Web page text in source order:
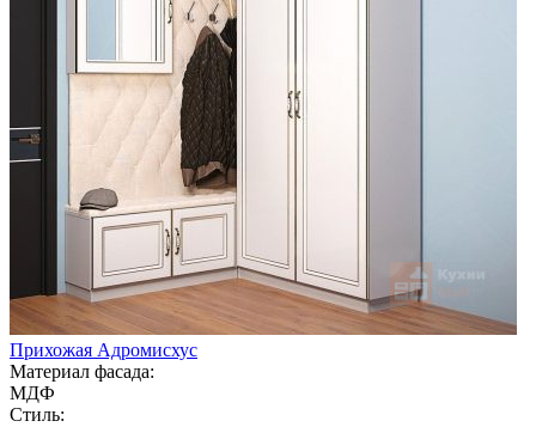
Прихожая Адромисхус
Материал фасада:
МДФ
Стиль: